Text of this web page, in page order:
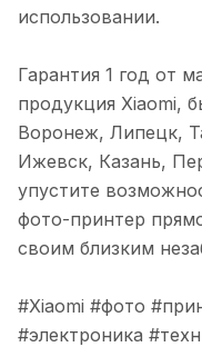
использовании.
Гарантия 1 год от
продукция Xiaomi,
Воронеж, Липецк,
Ижевск, Казань,
упустите
фото-принтер
своим близким
#Xiaomi #фото
#электроника